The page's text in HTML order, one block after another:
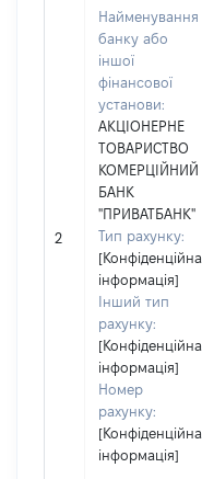
2
Найменування
банку або
іншої
фінансової
установи:
АКЦІОНЕРНЕ
ТОВАРИСТВО
КОМЕРЦІЙНИЙ
БАНК
"ПРИВАТБАНК"
Тип рахунку:
[Конфіденційна
інформація]
Інший тип
рахунку:
[Конфіденційна
інформація]
Номер
рахунку:
[Конфіденційна
інформація]